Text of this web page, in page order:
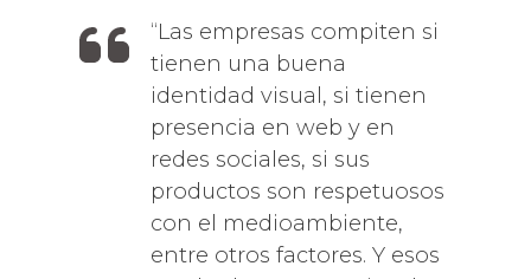
Las empresas compiten si
tienen una buena
identidad visual, si tienen
presencia en web y en
redes sociales, si sus
productos son respetuosos
con el medioambiente,
entre otros factores. Y esos